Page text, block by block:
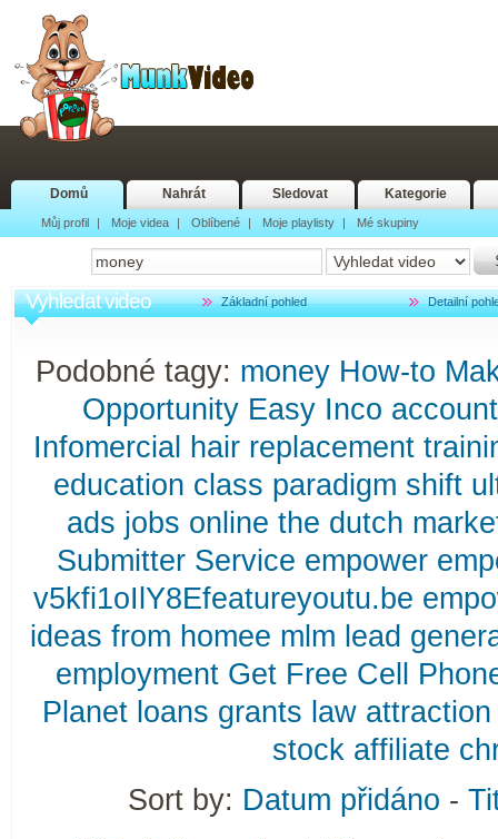
Domů Nahrát Sledovat Kategorie
Můj profil | Moje videa | Oblíbené | Moje playlisty | Mé skupiny
Vyhledat video Základní pohled Detailní
Podobné tagy: money How-to
Opportunity Easy Inco
Infomercial hair replacement
education class paradigm shift
ads jobs online the dutch
Submitter Service empower
v5kfi1oIlY8Efeatureyoutu.be
ideas from homee mlm lead
employment Get Free Cell
Planet loans grants law attraction
stock affiliate
Sort by: Datum přidáno -